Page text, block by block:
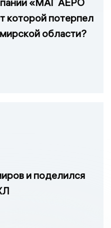
которой потерпел
области?
и поделился